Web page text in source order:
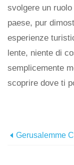
svolgere un
paese, pur
esperienze
lente, niente di
semplicemente
scoprire dove ti